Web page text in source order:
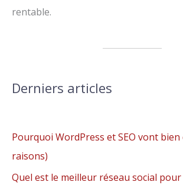
rentable.
Derniers articles
Pourquoi WordPress et SEO vont bien
raisons)
Quel est le meilleur réseau social